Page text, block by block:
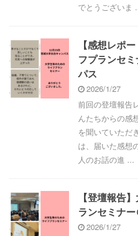
でとうございま
【感想レポ
フプランセ
パス
2026/1/27
前回の登壇報告
んたちからの感
を聞いていただ
は、届いた感想
人のお話の進 ...
【登壇報告
ランセミナ
2026/1/27